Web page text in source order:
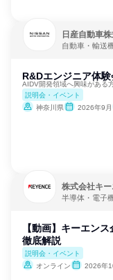
日産自動車
自動車・輸送
R&Dエンジニア体験
AIDV開発領域へ興味がある
説明会・イベント
神奈川県
2026年9月
株式会社キ
半導体・電子
【動画】キーエン
徹底解説
説明会・イベント
オンライン
2026年